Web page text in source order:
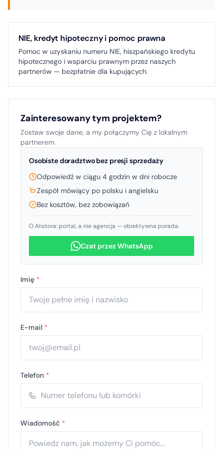
NIE, kredyt hipoteczny i pomoc prawna
Pomoc w uzyskaniu numeru NIE, hiszpańskiego kredytu
hipotecznego i wsparciu prawnym przez naszych
partnerów — bezpłatnie dla kupujących.
Zainteresowany tym projektem?
Zostaw swoje dane, a my połączymy Cię z lokalnym
partnerem.
Osobiste doradztwo bez presji sprzedaży
Odpowiedź w ciągu 4 godzin w dni robocze
Zespół mówiący po polsku i angielsku
Bez kosztów, bez zobowiązań
O Alistora: portal, a nie agencja — obiektywna porada.
Czat przez WhatsApp
Imię *
E-mail *
Telefon *
Wiadomość *